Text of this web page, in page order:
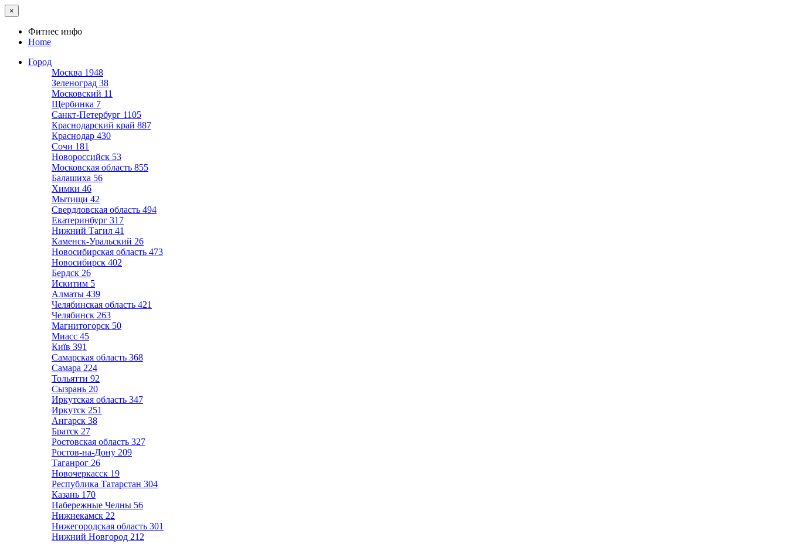
×
Фитнес инфо
Home
Город
Москва 1948
Зеленоград 38
Московский 11
Щербинка 7
Санкт-Петербург 1105
Краснодарский край 887
Краснодар 430
Сочи 181
Новороссийск 53
Московская область 855
Балашиха 56
Химки 46
Мытищи 42
Свердловская область 494
Екатеринбург 317
Нижний Тагил 41
Каменск-Уральский 26
Новосибирская область 473
Новосибирск 402
Бердск 26
Искитим 5
Алматы 439
Челябинская область 421
Челябинск 263
Магнитогорск 50
Миасс 45
Київ 391
Самарская область 368
Самара 224
Тольятти 92
Сызрань 20
Иркутская область 347
Иркутск 251
Ангарск 38
Братск 27
Ростовская область 327
Ростов-на-Дону 209
Таганрог 26
Новочеркасск 19
Республика Татарстан 304
Казань 170
Набережные Челны 56
Нижнекамск 22
Нижегородская область 301
Нижний Новгород 212